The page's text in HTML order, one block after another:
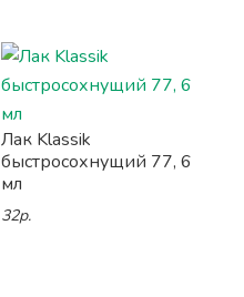
Лак Klassik
быстросохнущий 77, 6
мл
32р.